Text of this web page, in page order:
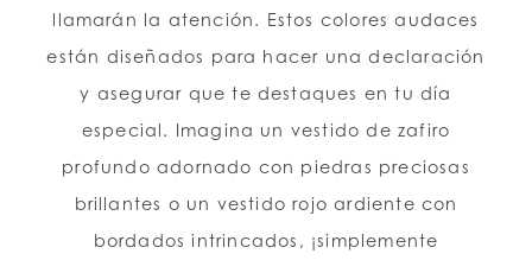
llamarán la atención. Estos colores audaces
están diseñados para hacer una declaración
y asegurar que te destaques en tu día
especial. Imagina un vestido de zafiro
profundo adornado con piedras preciosas
brillantes o un vestido rojo ardiente con
bordados intrincados, ¡simplemente